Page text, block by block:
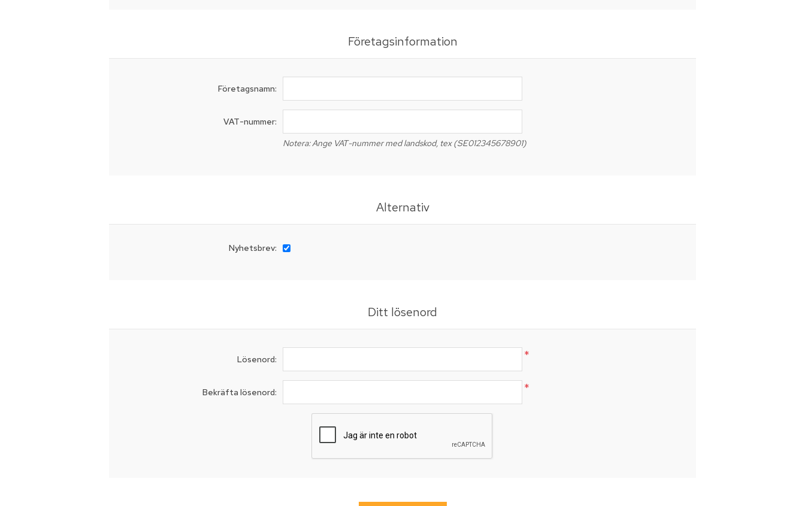
Företagsinformation
Företagsnamn:
VAT-nummer:
Notera: Ange VAT-nummer med landskod, tex (SE012345678901)
Alternativ
Nyhetsbrev:
Ditt lösenord
Lösenord: *
Bekräfta lösenord: *